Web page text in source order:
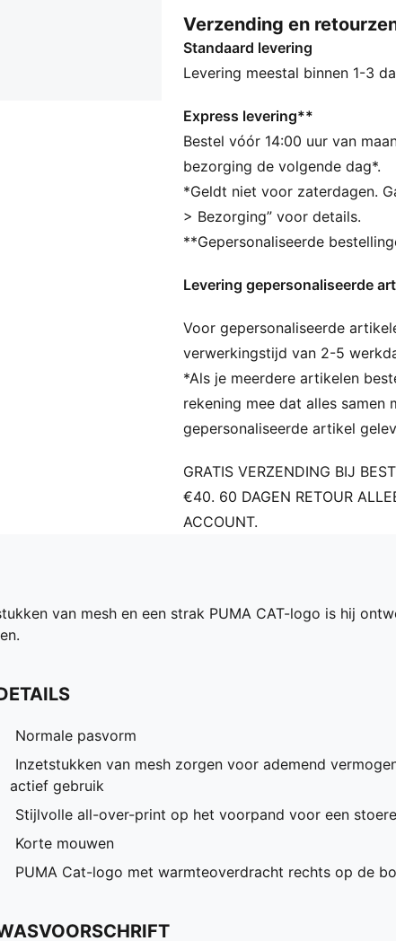
ALLE INS EN OUTS
Als onderdeel van het
kledingstuk gemaakt met
materialen
DETAILS
Normale pasvorm
Inzetstukken van mesh zorgen
vermogen, perfect voor actief
Stijlvolle all-over-print op het
stoere look
PUMA Cat-logo met
Verzending en
Standaard levering
Levering meestal binnen 1-3
Express levering**
Bestel vóór 14:00 uur van
bezorging de volgende dag*.
*Geldt niet voor zaterdagen.
> Bezorging” voor details.
**Gepersonaliseerde
Levering gepersonaliseerde
Voor gepersonaliseerde
verwerkingstijd van 2-5
*Als je meerdere artikelen
rekening mee dat alles samen
gepersonaliseerde artikel
GRATIS VERZENDING BIJ
€40. 60 DAGEN RETOUR
ACCOUNT.
van mesh en een strak PUMA CAT-logo is hij
Normale pasvorm
Inzetstukken van mesh zorgen voor ademend
actief gebruik
Stijlvolle all-over-print op het voorpand voor een
Korte mouwen
PUMA Cat-logo met warmteoverdracht rechts op de